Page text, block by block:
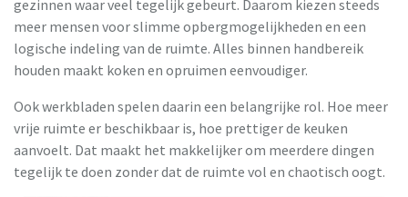
gezinnen waar veel tegelijk gebeurt. Daarom kiezen steeds
meer mensen voor slimme opbergmogelijkheden en een
logische indeling van de ruimte. Alles binnen handbereik
houden maakt koken en opruimen eenvoudiger.
Ook werkbladen spelen daarin een belangrijke rol. Hoe meer
vrije ruimte er beschikbaar is, hoe prettiger de keuken
aanvoelt. Dat maakt het makkelijker om meerdere dingen
tegelijk te doen zonder dat de ruimte vol en chaotisch oogt.